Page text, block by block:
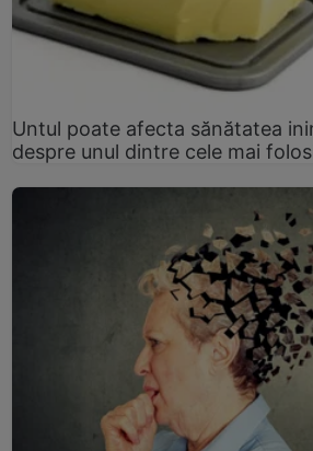
Untul poate afecta sănătatea
despre unul dintre cele mai